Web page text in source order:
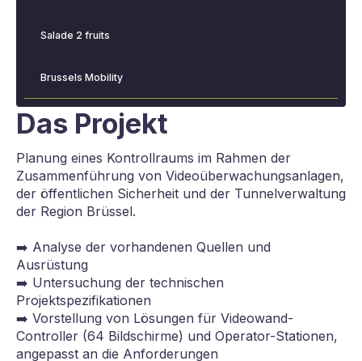
Salade 2 fruits
Brussels Mobility
Das Projekt
Planung eines Kontrollraums im Rahmen der
Zusammenführung von Videoüberwachungsanlagen,
der öffentlichen Sicherheit und der Tunnelverwaltung
der Region Brüssel.
➡️ Analyse der vorhandenen Quellen und
Ausrüstung
➡️ Untersuchung der technischen
Projektspezifikationen
➡️ Vorstellung von Lösungen für Videowand-
Controller (64 Bildschirme) und Operator-Stationen,
angepasst an die Anforderungen